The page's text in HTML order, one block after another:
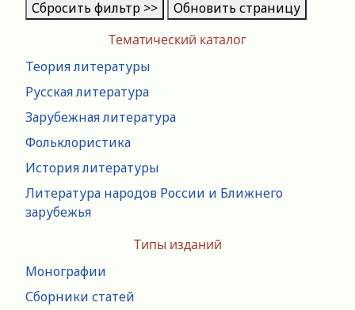
Тематический каталог
Теория литературы
Русская литература
Зарубежная литература
Фольклористика
История литературы
Литература народов России и Ближнего
зарубежья
Типы изданий
Монографии
Сборники статей
Сбросить фильтр >> Обновить страницу